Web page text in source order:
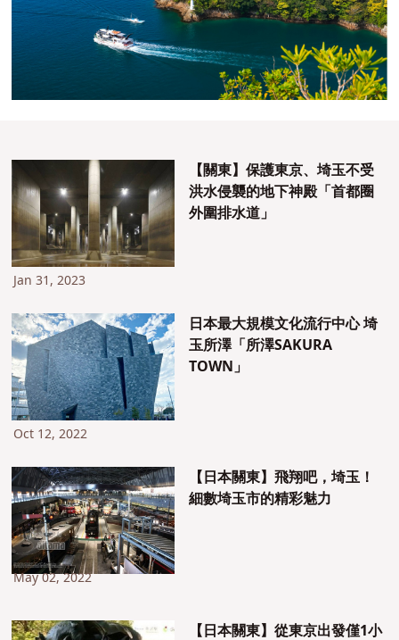
【關東】保護東京、埼玉不受
洪水侵襲的地下神殿「首都圈
外圍排水道」
Jan 31, 2023
日本最大規模文化流行中心 埼
玉所澤「所澤SAKURA
TOWN」
Oct 12, 2022
【日本關東】飛翔吧，埼玉！
細數埼玉市的精彩魅力
May 02, 2022
【日本關東】從東京出發僅1小